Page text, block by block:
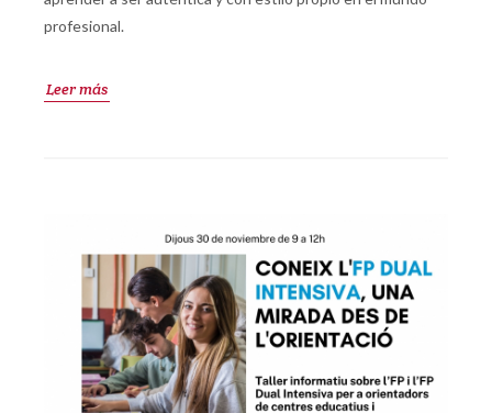
profesional.
Leer más